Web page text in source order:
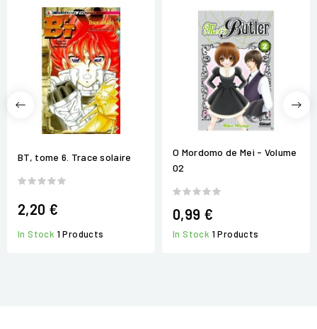
BT, tome 6. Trace solaire
2,20 €
In Stock 1 Products
O Mordomo de Mei - Volume
02
0,99 €
In Stock 1 Products